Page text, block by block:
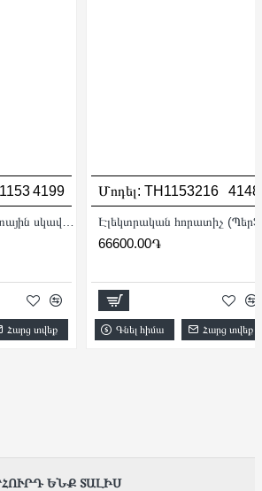
4199
Ալմաստե սեգմենտային սկավառակ 115 x 22.22 մմ
Հարց տվեք
Մոդել: TH1153216 4148
66600.00֏
Գնել հիմա Հարց տվեք
ԵՆՔ ՏԱԼԻՍ